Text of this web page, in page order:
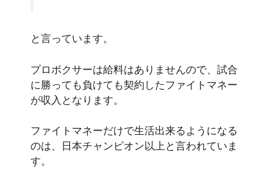
と言っています。
プロボクサーは給料はありませんので、試合
に勝っても負けても契約したファイトマネー
が収入となります。
ファイトマネーだけで生活出来るようになる
のは、日本チャンピオン以上と言われていま
す。